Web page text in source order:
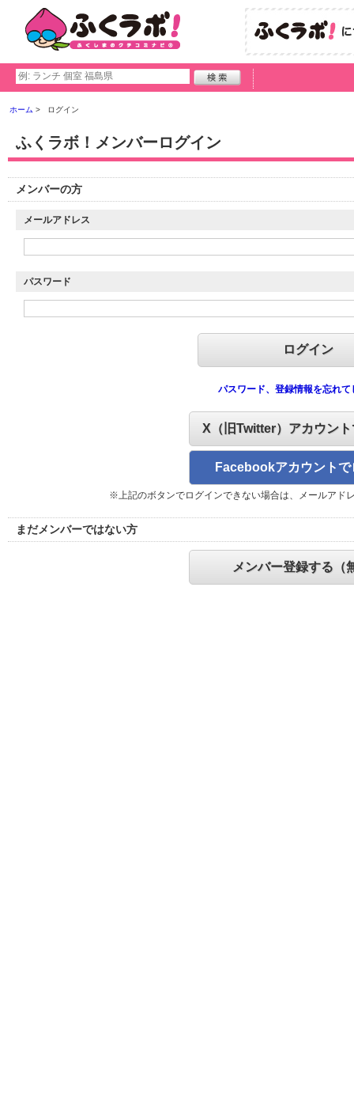
ホーム ログイン
ふくラボ！メンバーログイン
メンバーの方
メールアドレス
パスワード
パスワード、登録情報を忘れて
X（旧Twitter）アカウン
Facebookアカウントで
※上記のボタンでログインできない場合は、メールアド
まだメンバーではない方
メンバー登録する（